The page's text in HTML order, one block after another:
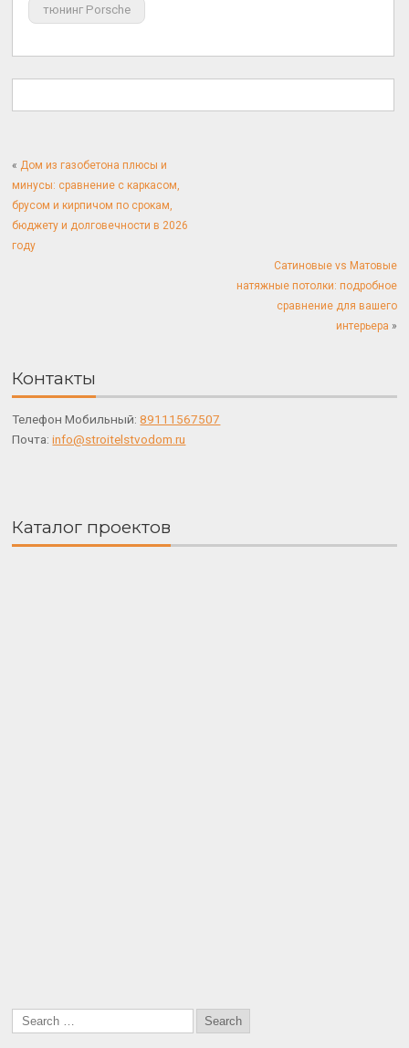
тюнинг Porsche
« Дом из газобетона плюсы и
минусы: сравнение с каркасом,
брусом и кирпичом по срокам,
бюджету и долговечности в 2026
году
Сатиновые vs Матовые
натяжные потолки: подробное
сравнение для вашего
интерьера »
Контакты
Телефон Мобильный:89111567507
Почта:info@stroitelstvodom.ru
Каталог проектов